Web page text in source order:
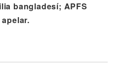
bangladesí; APFS